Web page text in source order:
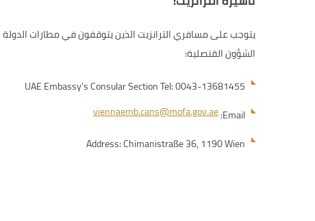
الشؤون القنصلية:
UAE Embassy's Consular Section Tel: 0043-13681455
Email:
viennaemb.cans@mofa.gov.ae
Address: Chimanistraße 36, 1190 Wien